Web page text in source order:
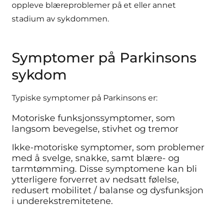
oppleve blæreproblemer på et eller annet
stadium av sykdommen.
Symptomer på Parkinsons
sykdom
Typiske symptomer på Parkinsons er:
Motoriske funksjonssymptomer, som
langsom bevegelse, stivhet og tremor
Ikke-motoriske symptomer, som problemer
med å svelge, snakke, samt blære- og
tarmtømming. Disse symptomene kan bli
ytterligere forverret av nedsatt følelse,
redusert mobilitet / balanse og dysfunksjon
i underekstremitetene.